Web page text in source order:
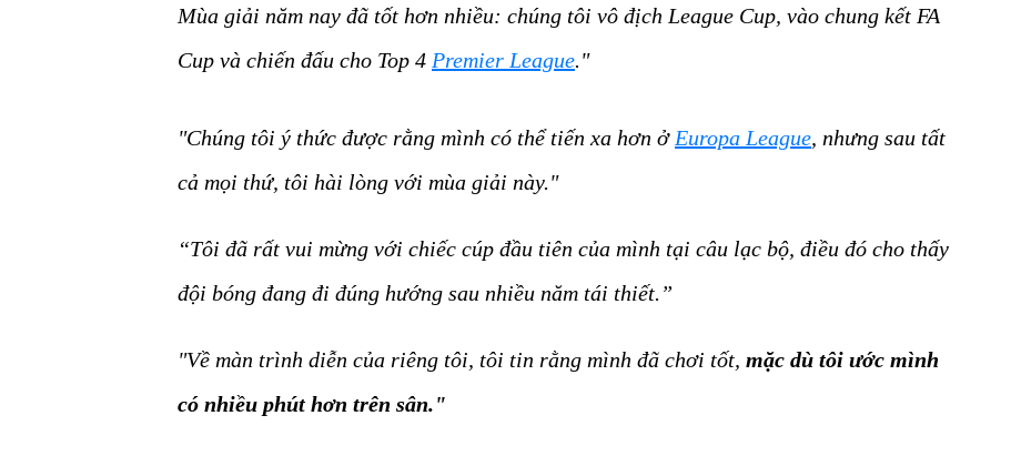
Mùa giải năm nay đã tốt hơn nhiều: chúng tôi vô địch League Cup, vào chung kết FA
Cup và chiến đấu cho Top 4 Premier League."
"Chúng tôi ý thức được rằng mình có thể tiến xa hơn ở Europa League, nhưng sau tất
cả mọi thứ, tôi hài lòng với mùa giải này."
“Tôi đã rất vui mừng với chiếc cúp đầu tiên của mình tại câu lạc bộ, điều đó cho thấy
đội bóng đang đi đúng hướng sau nhiều năm tái thiết.”
"Về màn trình diễn của riêng tôi, tôi tin rằng mình đã chơi tốt, mặc dù tôi ước mình
có nhiều phút hơn trên sân."